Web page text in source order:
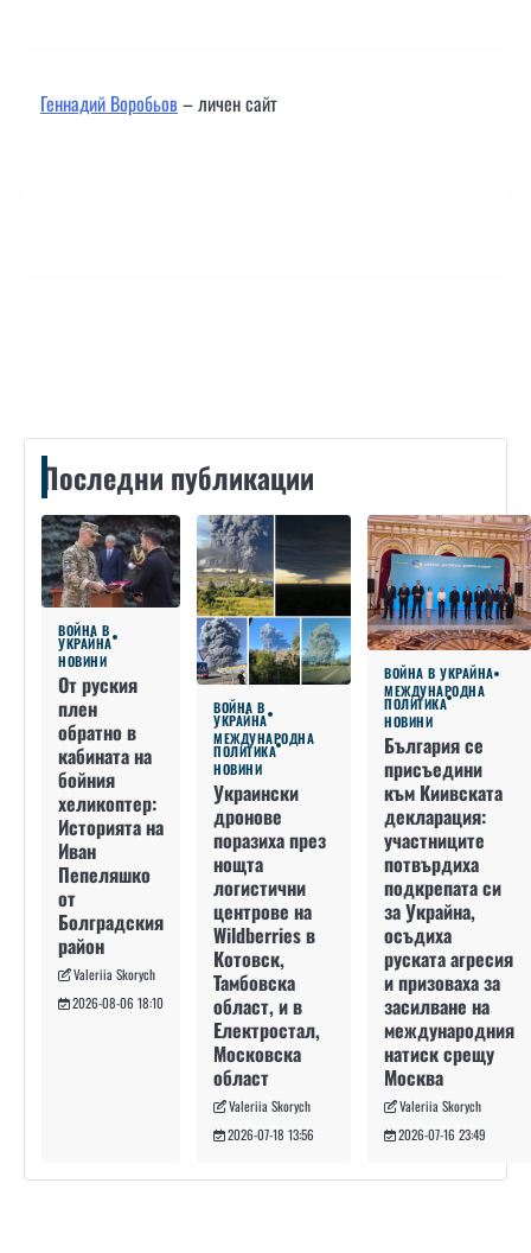
Геннадий Воробьов– личен сайт
Последни публикации
ВОЙНА В
УКРАЙНА
НОВИНИ
От руския
плен
обратно в
кабината на
бойния
хеликоптер:
Историята на
Иван
Пепеляшко
от
Болградския
район
Valeriia Skorych
2026-08-06 18:10
ВОЙНА В
УКРАЙНА
МЕЖДУНАРОДНА
ПОЛИТИКА
НОВИНИ
Украински
дронове
поразиха през
нощта
логистични
центрове на
Wildberries в
Котовск,
Тамбовска
област, и в
Електростал,
Московска
област
Valeriia Skorych
2026-07-18 13:56
ВОЙНА В УКРАЙНА
МЕЖДУНАРОДНА
ПОЛИТИКА
НОВИНИ
България се
присъедини
към Киивската
декларация:
участниците
потвърдиха
подкрепата си
за Украйна,
осъдиха
руската агресия
и призоваха за
засилване на
международния
натиск срещу
Москва
Valeriia Skorych
2026-07-16 23:49